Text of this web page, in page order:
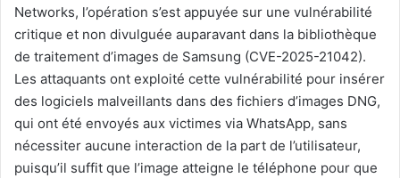
Networks, l’opération s’est appuyée sur une vulnérabilité
critique et non divulguée auparavant dans la bibliothèque
de traitement d’images de Samsung (CVE-2025-21042).
Les attaquants ont exploité cette vulnérabilité pour insérer
des logiciels malveillants dans des fichiers d’images DNG,
qui ont été envoyés aux victimes via WhatsApp, sans
nécessiter aucune interaction de la part de l’utilisateur,
puisqu’il suffit que l’image atteigne le téléphone pour que